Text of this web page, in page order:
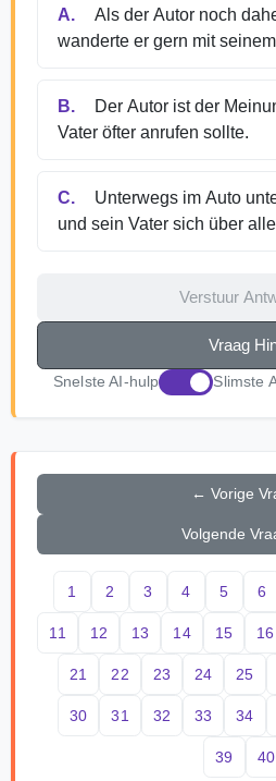
A.
Als der Autor noch
wanderte er gern mit
B.
Der Autor ist der
Vater öfter anrufen sollte.
C.
Unterwegs im Auto
und sein Vater sich über
Verstuur
Vraag
Snelste AI-hulp Slimste
← Vorige
Volgende
1 2 3 4 5 6
11 12 13 14 15 16
21 22 23 24 25
30 31 32 33 34
39 40